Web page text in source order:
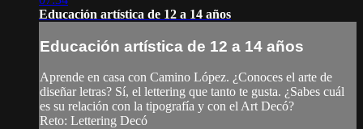
Educación artística de 12 a 14 años
Educación artística de 12 a 14 años
Aprende en casa con Camino López. ¿Conoces el arte de
diseñar letras? Sí, el lettering que tanto te gusta. ¿Sabes cuál
es su relación con la tipografía y con el Art Decó?
Reto: Lettering Decó